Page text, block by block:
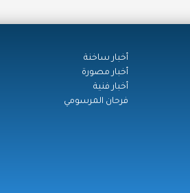
أخبار ساخنة
أخبار مصورة
أخبار فنية
فرحان المرسومي